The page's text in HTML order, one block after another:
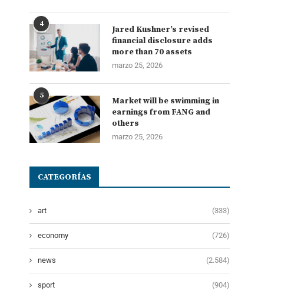
4
Jared Kushner’s revised
financial disclosure adds
more than 70 assets
marzo 25, 2026
5
Market will be swimming in
earnings from FANG and
others
marzo 25, 2026
CATEGORÍAS
art (333)
economy (726)
news (2.584)
sport (904)